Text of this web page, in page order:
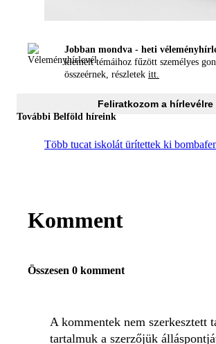
Jobban mondva - heti
kiemelt témáihoz fűzött személyes
összeérnek, részletek itt.
Feliratkozom a hírlevélre
További Belföld híreink
Több tucat iskolát ürítettek ki
Komment
Összesen 0 komment
A kommentek nem szerkesztett
tartalmuk a szerzőjük